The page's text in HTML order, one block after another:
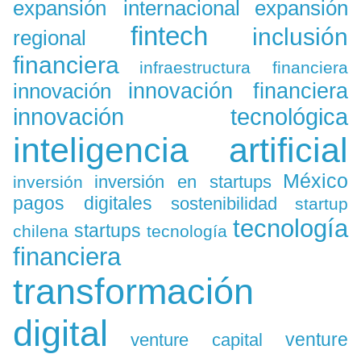
expansión internacional
expansión
regional
fintech
inclusión
financiera
infraestructura financiera
innovación innovación financiera
innovación tecnológica
inteligencia artificial
inversión inversión en startups México
pagos digitales sostenibilidad
startup
chilena startups tecnología tecnología
financiera
transformación
digital
venture capital
venture